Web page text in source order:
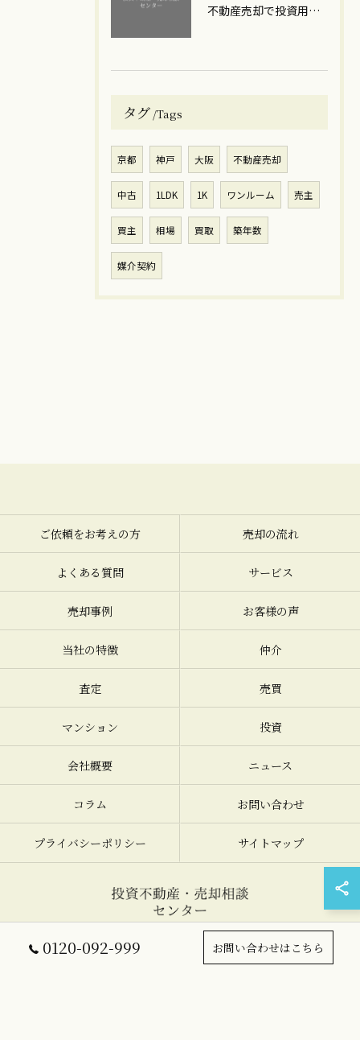
不動産売却で投資用ワンルームマンションを高額で手放すための実践ステップと損失回避のポイント
タグ Tags
京都 神戸 大阪 不動産売却
中古 1LDK 1K ワンルーム 売主
買主 相場 買取 築年数
媒介契約
0120-092-999 お問い合わせはこちら
ご依頼をお考えの方 売却の流れ
よくある質問 サービス
売却事例 お客様の声
当社の特徴 仲介
査定 売買
マンション 投資
会社概要 ニュース
コラム お問い合わせ
プライバシーポリシー サイトマップ